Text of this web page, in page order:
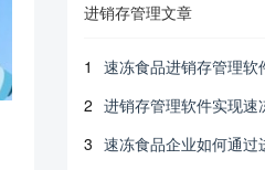
进销存管理文章
1
速冻食品进销存管理
2 进销存管理软件实现速
3 速冻食品企业如何通